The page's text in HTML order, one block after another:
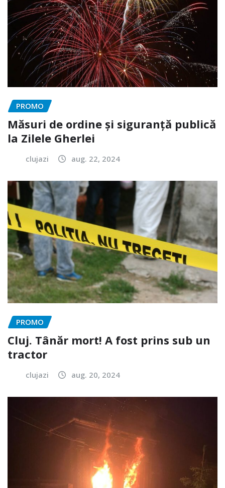
PROMO
Măsuri de ordine și siguranță publică
la Zilele Gherlei
clujazi aug. 22, 2024
PROMO
Cluj. Tânăr mort! A fost prins sub un
tractor
clujazi aug. 20, 2024